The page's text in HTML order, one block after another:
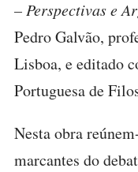
– Perspectivas e
Pedro Galvão,
Lisboa, e editado
Portuguesa de
Nesta obra
marcantes do